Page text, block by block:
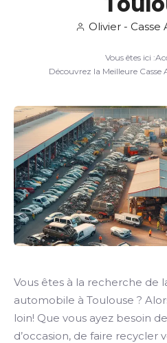
Search
Olivier -
Vous êtes ici :
Découvrez la Meilleure
Vous êtes à la recherche de
automobile à Toulouse ?
loin! Que vous ayez besoin
d’occasion, de faire recycler